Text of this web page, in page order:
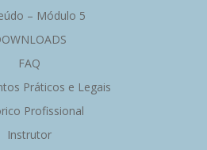
– Módulo 5
FAQ
Práticos e Legais
Profissional
Instrutor